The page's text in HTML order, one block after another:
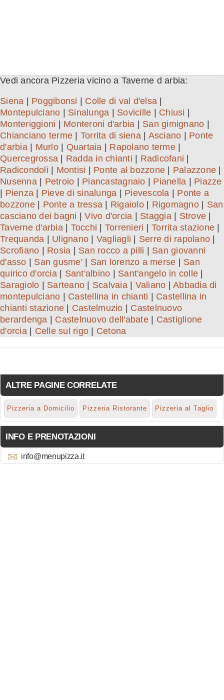
Vedi ancora Pizzeria vicino a Taverne d arbia:
Siena Poggibonsi Colle di val d'elsa
Montepulciano
Sinalunga Sovicille Chiusi
Monteriggioni
Monteroni d'arbia San gimignano
Chianciano terme
Torrita di siena| Asciano
Ponte
d'arbia| Murlo| Quartaia Rapolano terme|
Quercegrossa
Radda in chianti Radicofani
Radicondoli
Montisi Ponte al bozzone Palazzone
Nusenna| Petroio Piancastagnaio Pianella
Piazze
Pienza Pieve di sinalunga Pievescola
Ponte a
bozzone| Ponte a tressa Rigaiolo| Rigomagno| San
casciano dei bagni |Vivo d'orcia Staggia| Strove
Taverne d'arbia| Tocchi Torrenieri Torrita stazione
Trequanda
Ulignano Vagliagli Serre di rapolano
Scrofiano
Rosia San rocco a pilli
San giovanni
d'asso
San gusme'| San lorenzo a merse
San
quirico d'orcia| Sant'albino Sant'angelo in colle
Saragiolo
Sarteano Scalvaia| Valiano
Abbadia di
montepulciano
Castellina in chianti
Castellina in
chianti stazione
Castelmuzio
Castelnuovo
berardenga
Castelnuovo dell'abate| Castiglione
d'orcia| Celle sul rigo Cetona
ALTRE PAGINE CORRELATE
Pizzeria a Domicilio Pizzeria Ristorante Pizzeria al Taglio
INFO E PRENOTAZIONI
info@menupizza.it